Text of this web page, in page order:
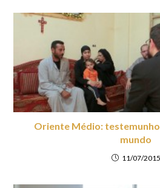
Oriente Médio:
mundo
11/07/2015